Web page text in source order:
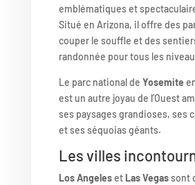
emblématiques et
Situé en Arizona, il offre des
couper le souffle et des
randonnée pour tous les
Le parc national de Yosemite
est un autre joyau de l’Ouest
ses paysages grandioses, ses
et ses séquoias géants.
Les villes
Los Angeleset Las Vegassont